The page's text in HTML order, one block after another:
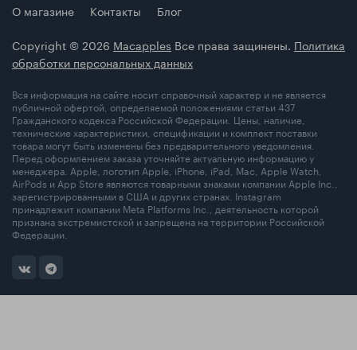
О магазине
Контакты
Блог
Copyright © 2026 Macapples Все права защинены. Политика
обработки персональных данных
Вся информация на сайте носит справочный характер и не является
публичной офертой, определяемой положениями статьи 437
Гражданского кодекса Российской Федерации. Цены, наличие,
технические характеристики, спецификации и комплект поставки
товара могут быть изменены без предварительного уведомления.
Перед оформлением заказа уточняйте актуальную информацию у
менеджера. Apple, логотип Apple, iPhone, iPad, Mac, Apple Watch,
AirPods и App Store являются товарными знаками компании Apple Inc.,
зарегистрированными в США и других странах. Instagram
принадлежит компании Meta Platforms Inc., деятельность которой
признана экстремистской и запрещена на территории Российской
Федерации.